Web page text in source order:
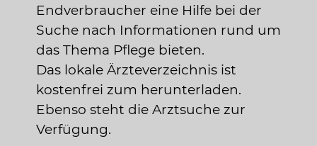
Endverbraucher eine Hilfe bei der
Suche nach Informationen rund um
das Thema Pflege bieten.
Das lokale Ärzteverzeichnis ist
kostenfrei zum herunterladen.
Ebenso steht die Arztsuche zur
Verfügung.